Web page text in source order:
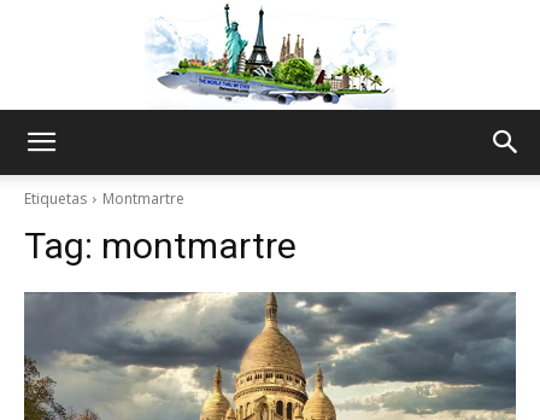
Thru
Etiquetas Montmartre
Tag: montmartre